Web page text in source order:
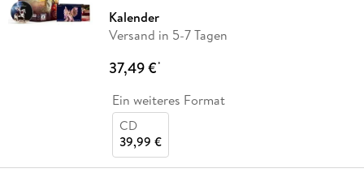
Kalender
Versand in 5-7 Tagen
37,49 €*
Ein weiteres Format
CD
39,99 €